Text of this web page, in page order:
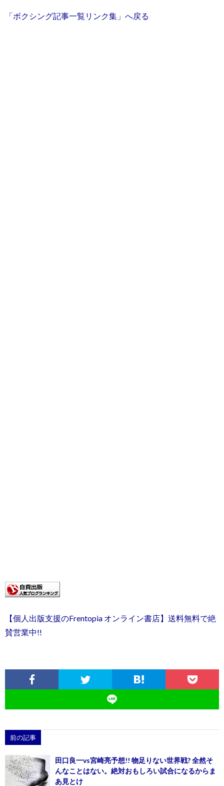
「ボクシング記事一覧リンク集」へ戻る
【個人出版支援のFrentopia オンライン書店】送料無料で絶
賛営業中!!
前の記事
田口良一vs宮崎亮予想!! 物足りない世界戦? 全然そ
んなことはない。絶対おもしろい試合になるからま
あ見とけ